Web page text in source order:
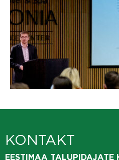
KONTAKT
EESTIMAA TALUPIDAJATE